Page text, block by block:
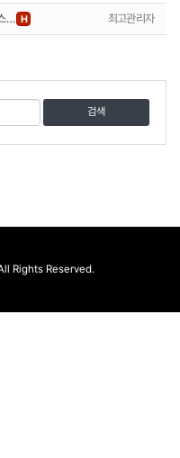
… H 최고관리자
Rights Reserved.